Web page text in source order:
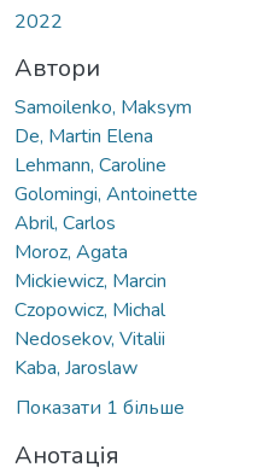
2022
Автори
Samoilenko, Maksym
De, Martin Elena
Lehmann, Caroline
Golomingi, Antoinette
Abril, Carlos
Moroz, Agata
Mickiewicz, Marcin
Czopowicz, Michal
Nedosekov, Vitalii
Kaba, Jaroslaw
Показати 1 більше
Анотація